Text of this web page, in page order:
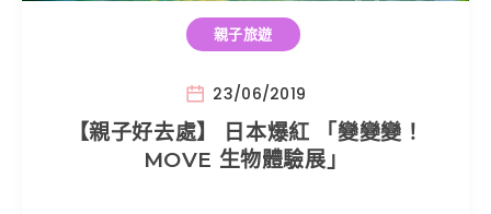
親子旅遊
23/06/2019
【親子好去處】 日本爆紅 「變變變！
MOVE 生物體驗展」